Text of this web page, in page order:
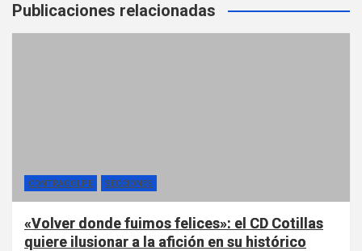
Publicaciones relacionadas
CONTRAGOLPE SECCIONES
«Volver donde fuimos felices»: el CD Cotillas
quiere ilusionar a la afición en su histórico